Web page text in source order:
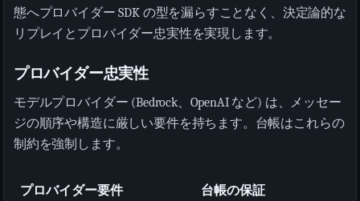
態へプロバイダー SDK の型を漏らすことなく、決定論的な
リプレイとプロバイダー忠実性を実現します。
プロバイダー忠実性
モデルプロバイダー (Bedrock、OpenAI など) は、メッセー
ジの順序や構造に厳しい要件を持ちます。台帳はこれらの
制約を強制します。
プロバイダー要件 台帳の保証